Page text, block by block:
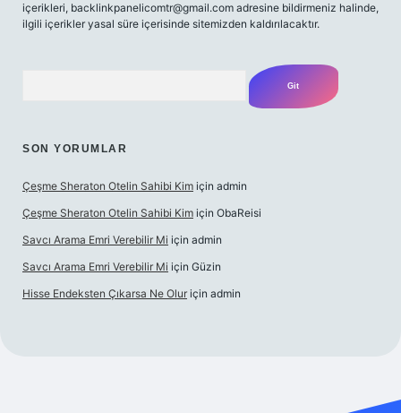
içerikleri, backlinkpanelicomtr@gmail.com adresine bildirmeniz halinde,
ilgili içerikler yasal süre içerisinde sitemizden kaldırılacaktır.
SON YORUMLAR
Çeşme Sheraton Otelin Sahibi Kim için admin
Çeşme Sheraton Otelin Sahibi Kim için ObaReisi
Savcı Arama Emri Verebilir Mi için admin
Savcı Arama Emri Verebilir Mi için Güzin
Hisse Endeksten Çıkarsa Ne Olur için admin